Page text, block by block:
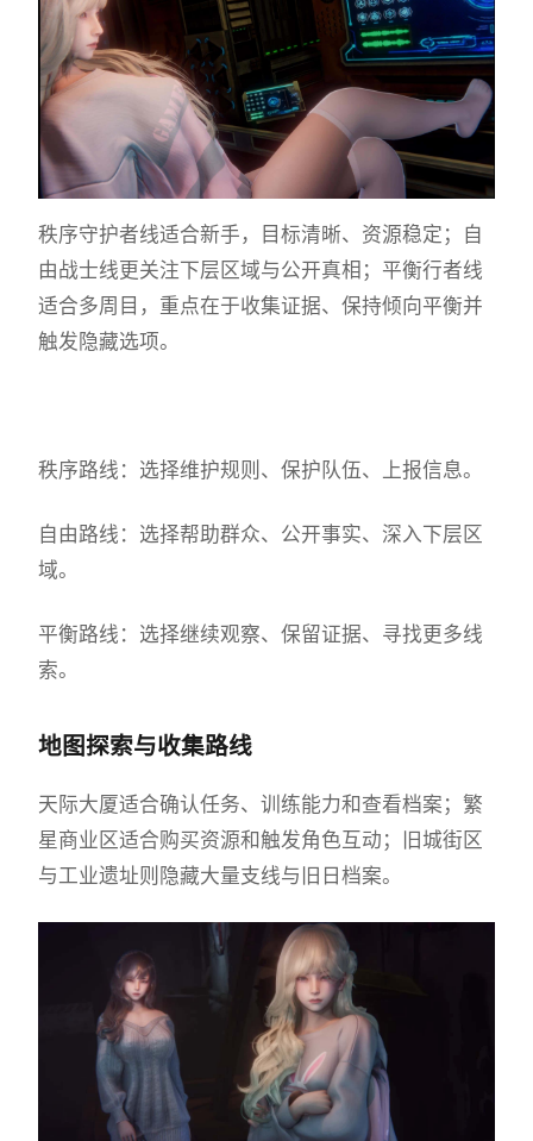
秩序守护者线适合新手，目标清晰、资源稳定；自
由战士线更关注下层区域与公开真相；平衡行者线
适合多周目，重点在于收集证据、保持倾向平衡并
触发隐藏选项。
秩序路线：选择维护规则、保护队伍、上报信息。
自由路线：选择帮助群众、公开事实、深入下层区
域。
平衡路线：选择继续观察、保留证据、寻找更多线
索。
地图探索与收集路线
天际大厦适合确认任务、训练能力和查看档案；繁
星商业区适合购买资源和触发角色互动；旧城街区
与工业遗址则隐藏大量支线与旧日档案。